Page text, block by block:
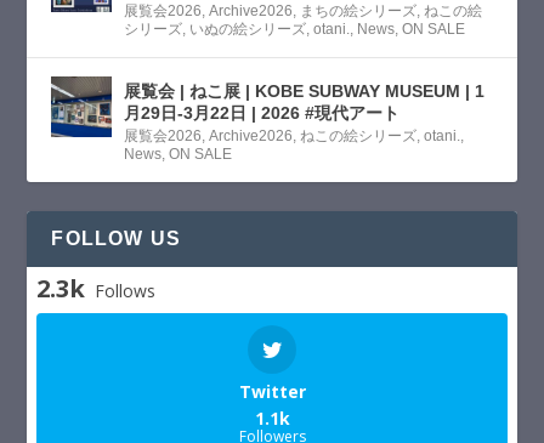
展覧会2026,Archive2026, まちの絵シリーズ,ねこの絵
シリーズ, いぬの絵シリーズ,otani., News,ON SALE
展覧会 | ねこ展 | KOBE SUBWAY MUSEUM | 1
月29日-3月22日 | 2026 #現代アート
展覧会2026,Archive2026,ねこの絵シリーズ,otani.,
News,ON SALE
FOLLOW US
2.3k Follows
Twitter
1.1k
Followers